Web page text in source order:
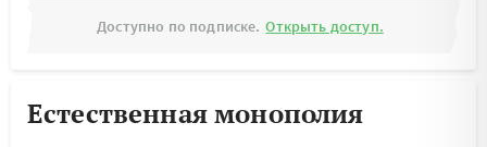
Доступно по подписке. Открыть доступ.
Естественная монополия